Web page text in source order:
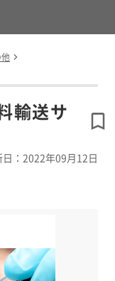
輸送サ
日：2022年09月12日